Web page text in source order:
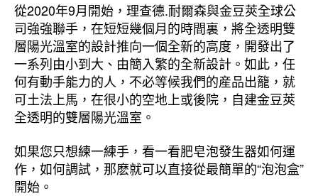
從2020年9月開始，理查德.耐爾森與金豆莢全球公
司強強聯手，在短短幾個月的時間裏，將全透明雙
層陽光溫室的設計推向一個全新的高度，開發出了
一系列由小到大、由簡入繁的全新設計。如此，任
何有動手能力的人，不必等候我們的産品出籠，就
可土法上馬，在很小的空地上或後院，自建金豆莢
全透明的雙層陽光溫室。
如果您只想練一練手，看一看肥皂泡發生器如何運
作，如何調試，那麽就可以直接從最簡單的“泡泡盒”
開始。